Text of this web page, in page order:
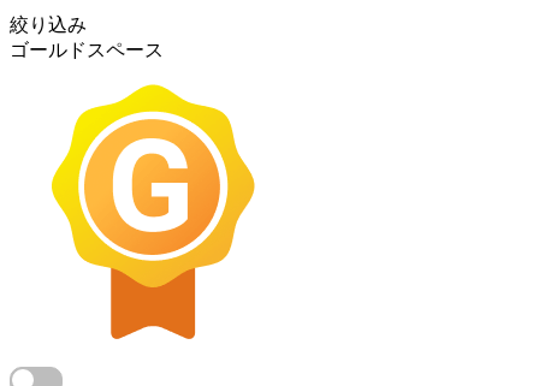
絞り込み
ゴールドスペース